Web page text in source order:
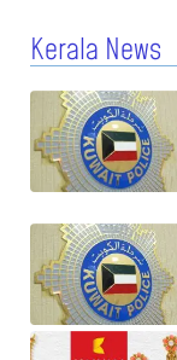
Kerala News